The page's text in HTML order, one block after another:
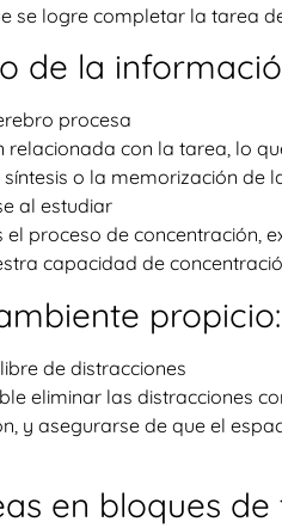
se logre completar la tarea
de la
procesa
con la tarea, lo
o la memorización de
al estudiar
proceso de concentración,
capacidad de
propicio:
de distracciones
eliminar las distracciones
y asegurarse de que el
en bloques